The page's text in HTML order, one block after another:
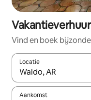
Vind en boek
Locatie
Wanneer er
Aankomst